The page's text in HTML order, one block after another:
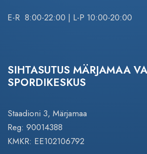
E-R 8:00-22:00 | L-P 10:00-20:00
SIHTASUTUS MÄRJAMAA
SPORDIKESKUS
Staadioni 3, Märjamaa
Reg: 90014388
KMKR: EE102106792